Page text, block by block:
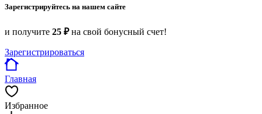
Зарегистрируйтесь на нашем сайте
и получите 25 ₽на свой бонусный счет!
Зарегистрироваться
Главная
Избранное